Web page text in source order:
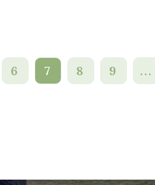
6 7 8 9 ...